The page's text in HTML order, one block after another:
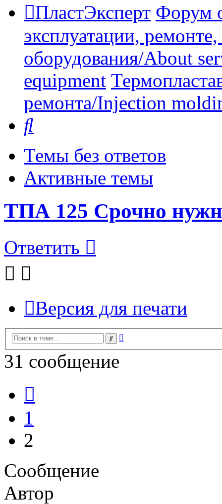
ПластЭксперт Форум
эксплуатации,
оборудования/About
equipment
ремонта/Injection
Темы без ответов
Активные темы
ТПА 125 Срочно
Ответить
Версия для печати
Поиск
31 сообщение
1
2
Сообщение
Автор